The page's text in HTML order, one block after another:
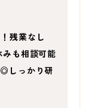
残業なし
も相談可能
しっかり研